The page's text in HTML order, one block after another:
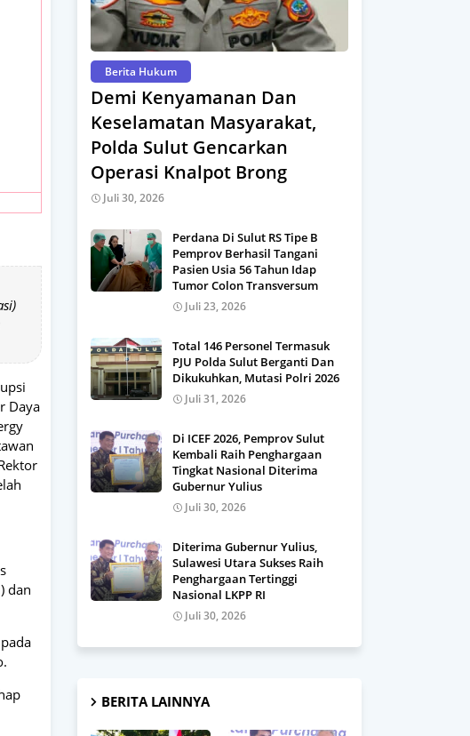
Daya
dan
Berita Hukum
Demi Kenyamanan Dan
Keselamatan Masyarakat,
Polda Sulut Gencarkan
Operasi Knalpot Brong
Juli 30, 2026
Perdana Di Sulut RS Tipe B
Pemprov Berhasil Tangani
Pasien Usia 56 Tahun Idap
Tumor Colon Transversum
Juli 23, 2026
Total 146 Personel Termasuk
PJU Polda Sulut Berganti Dan
Dikukuhkan, Mutasi Polri 2026
Juli 31, 2026
Di ICEF 2026, Pemprov Sulut
Kembali Raih Penghargaan
Tingkat Nasional Diterima
Gubernur Yulius
Juli 30, 2026
Diterima Gubernur Yulius,
Sulawesi Utara Sukses Raih
Penghargaan Tertinggi
Nasional LKPP RI
Juli 30, 2026
BERITA LAINNYA